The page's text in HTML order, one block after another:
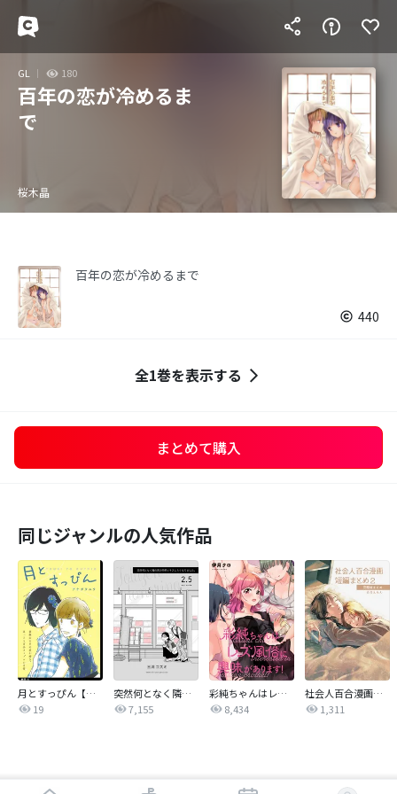
GL 180
百年の恋が冷めるま
で
桜木晶
百年の恋が冷めるまで
440
全1巻を表示する
まとめて購入
同じジャンルの人気作品
月とすっぴん【単話】
19
突然何となく隣の席の同僚と…
7,155
彩純ちゃんはレズ風俗に興味があります！ 連載版
8,434
社会人百合漫画短編まとめ
1,311